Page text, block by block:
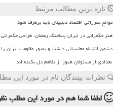
تازه ترین مطالب مرتبط
موانع مقرراتی اقتصاد دیجیتال باید برطرف شود
هنر حکمرانی در ایران پساجنگ رمضان، طراحی
دشمن اشتباه محاسباتی داشت و تصور مقاومت ایران
تعدادی از مسئولان هنوز از تفاهم دل نکنده اند
نظرات بینندگان نام در مورد این
لطفا شما همدر مورد این مطلب